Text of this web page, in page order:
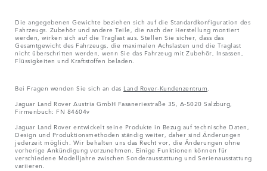
Die angegebenen Gewichte beziehen sich auf die Standardkonfiguration des
Fahrzeugs. Zubehör und andere Teile, die nach der Herstellung montiert
werden, wirken sich auf die Traglast aus. Stellen Sie sicher, dass das
Gesamtgewicht des Fahrzeugs, die maximalen Achslasten und die Traglast
nicht überschritten werden, wenn Sie das Fahrzeug mit Zubehör, Insassen,
Flüssigkeiten und Kraftstoffen beladen.
Bei Fragen wenden Sie sich an das Land Rover-Kundenzentrum
Jaguar Land Rover Austria GmbH Fasaneriestraße 35, A-5020 Salzburg,
Firmenbuch: FN 84604v
Jaguar Land Rover entwickelt seine Produkte in Bezug auf technische Daten,
Design und Produktionsmethoden ständig weiter, daher sind Änderungen
jederzeit möglich. Wir behalten uns das Recht vor, die Änderungen ohne
vorherige Ankündigung vorzunehmen. Einige Funktionen können für
verschiedene Modelljahre zwischen Sonderausstattung und Serienausstattung
variieren.